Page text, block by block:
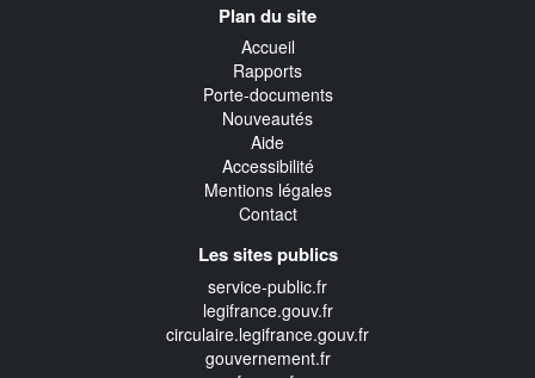
Plan du site
Accueil
Rapports
Porte-documents
Nouveautés
Aide
Accessibilité
Mentions légales
Contact
Les sites publics
service-public.fr
legifrance.gouv.fr
circulaire.legifrance.gouv.fr
gouvernement.fr